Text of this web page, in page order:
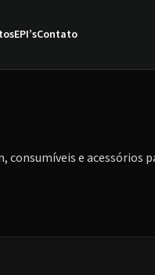
EPI’sContato
e acessórios